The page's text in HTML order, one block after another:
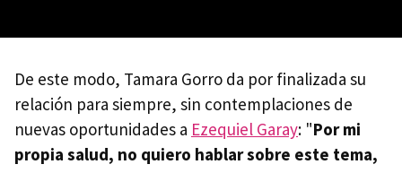
De este modo, Tamara Gorro da por finalizada su
relación para siempre, sin contemplaciones de
nuevas oportunidades a Ezequiel Garay: "Por mi
propia salud, no quiero hablar sobre este tema,